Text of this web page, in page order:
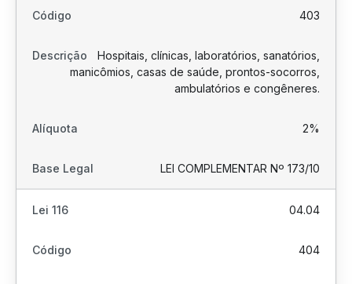
403
Hospitais, clínicas, laboratórios, sanatórios,
manicômios, casas de saúde, prontos-socorros,
ambulatórios e congêneres.
2%
LEI COMPLEMENTAR Nº 173/10
04.04
404